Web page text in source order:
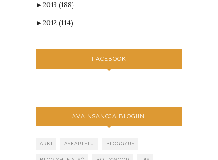
►2013 (188)
►2012 (114)
FACEBOOK
AVAINSANOJA BLOGIIN:
ARKI ASKARTELU BLOGGAUS